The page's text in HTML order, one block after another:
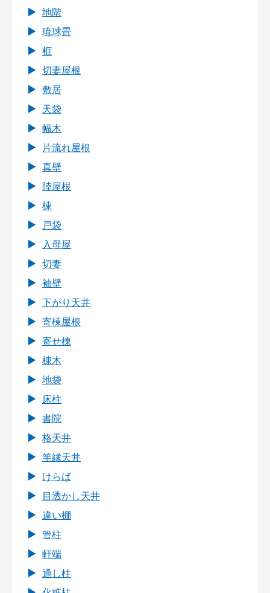
地階
琉球畳
框
切妻屋根
敷居
天袋
幅木
片流れ屋根
真壁
陸屋根
棟
戸袋
入母屋
切妻
袖壁
下がり天井
寄棟屋根
寄せ棟
棟木
地袋
床柱
書院
格天井
竿縁天井
けらば
目透かし天井
違い棚
管柱
軒端
通し柱